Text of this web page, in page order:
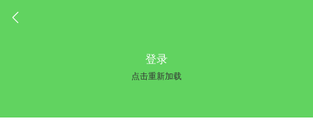
登录
点击重新加载